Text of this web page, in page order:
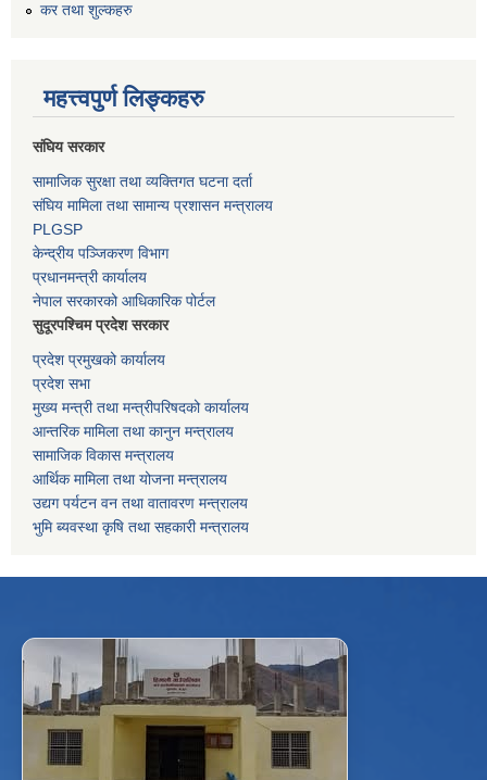
कर तथा शुल्कहरु
महत्त्वपुर्ण लिङ्कहरु
संघिय सरकार
सामाजिक सुरक्षा तथा व्यक्तिगत घटना दर्ता
संघिय मामिला तथा सामान्य प्रशासन मन्त्रालय
PLGSP
केन्द्रीय पञ्जिकरण विभाग
प्रधानमन्त्री कार्यालय
नेपाल सरकारको आधिकारिक पोर्टल
सुदूरपश्चिम प्रदेश सरकार
प्रदेश प्रमुखको कार्यालय
प्रदेश सभा
मुख्य मन्त्री तथा मन्त्रीपरिषदको कार्यालय
आन्तरिक मामिला तथा कानुन मन्त्रालय
सामाजिक विकास मन्त्रालय
आर्थिक मामिला तथा योजना मन्त्रालय
उद्यग पर्यटन वन तथा वातावरण मन्त्रालय
भुमि ब्यवस्था कृषि तथा सहकारी मन्त्रालय
f Facebook ⋯